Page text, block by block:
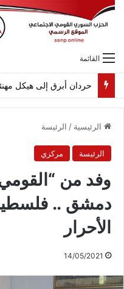
القائمة
حردان أبرق إلى هيكل
الرئيسية / الرئيسة
الرئيسة مركزي
وفد من
دمشق ..
الأحرار
14/05/2021